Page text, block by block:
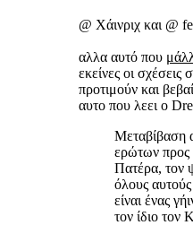
@ Χάινριχ και @
αλλα αυτό που
εκείνες οι σχέσεις
προτιμούν και
αυτο που λεει ο
Μεταβίβαση
ερώτων προς
Πατέρα, τον
όλους
είναι ένας
τον ίδιο